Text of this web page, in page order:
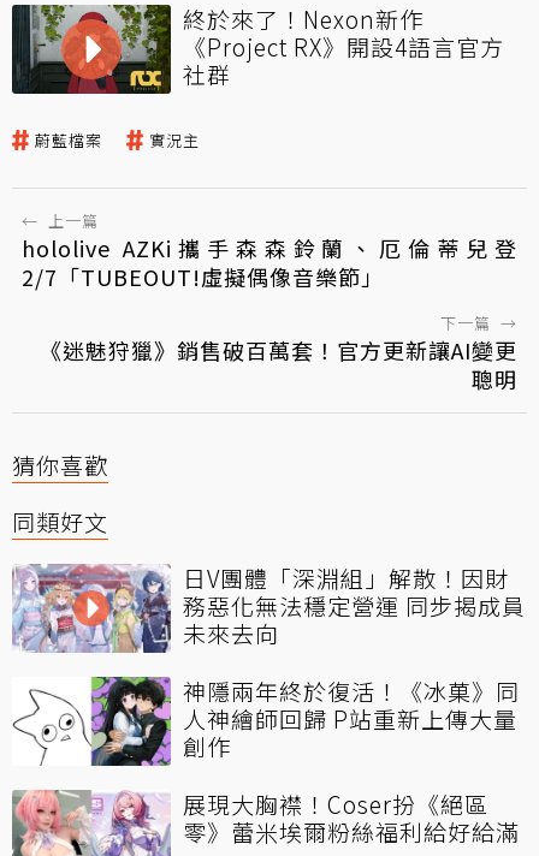
終於來了！Nexon新作
《Project RX》開設4語言官方
社群
蔚藍檔案 實況主
← 上一篇
hololive AZKi攜手森森鈴蘭、厄倫蒂兒登
2/7「TUBEOUT!虛擬偶像音樂節」
下一篇 →
《迷魅狩獵》銷售破百萬套！官方更新讓AI變更
聰明
猜你喜歡
同類好文
日V團體「深淵組」解散！因財
務惡化無法穩定營運 同步揭成員
未來去向
神隱兩年終於復活！《冰菓》同
人神繪師回歸 P站重新上傳大量
創作
展現大胸襟！Coser扮《絕區
零》蕾米埃爾粉絲福利給好給滿